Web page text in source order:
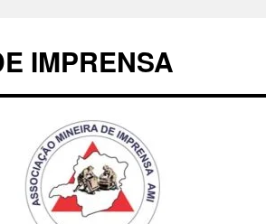
IMPRENSA